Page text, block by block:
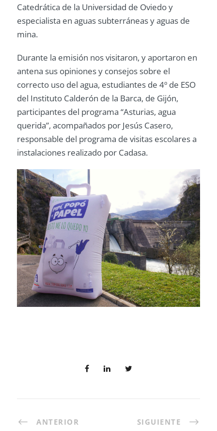
Catedrática de la Universidad de Oviedo y
especialista en aguas subterráneas y aguas de
mina.
Durante la emisión nos visitaron, y aportaron en
antena sus opiniones y consejos sobre el
correcto uso del agua, estudiantes de 4º de ESO
del Instituto Calderón de la Barca, de Gijón,
participantes del programa “Asturias, agua
querida”, acompañados por Jesús Casero,
responsable del programa de visitas escolares a
instalaciones realizado por Cadasa.
ANTERIOR SIGUIENTE